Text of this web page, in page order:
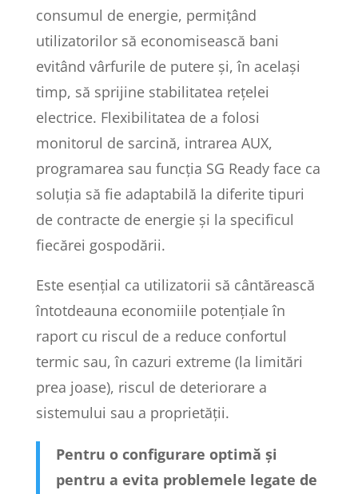
consumul de energie, permițând
utilizatorilor să economisească bani
evitând vârfurile de putere și, în același
timp, să sprijine stabilitatea rețelei
electrice. Flexibilitatea de a folosi
monitorul de sarcină, intrarea AUX,
programarea sau funcția SG Ready face ca
soluția să fie adaptabilă la diferite tipuri
de contracte de energie și la specificul
fiecărei gospodării.
Este esențial ca utilizatorii să cântărească
întotdeauna economiile potențiale în
raport cu riscul de a reduce confortul
termic sau, în cazuri extreme (la limitări
prea joase), riscul de deteriorare a
sistemului sau a proprietății.
Pentru o configurare optimă și
pentru a evita problemele legate de